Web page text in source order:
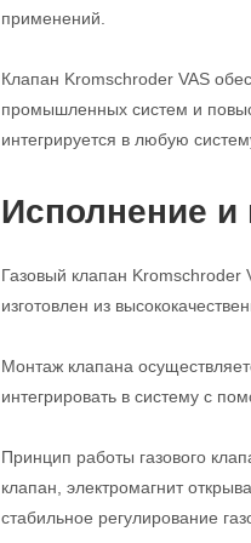
применений.
Клапан Kromschroder VAS
промышленных систем и
интегрируется в любую
Исполнение и
Газовый клапан
изготовлен из
Монтаж клапана
интегрировать в систему с
Принцип работы газового
клапан, электромагнит
стабильное регулирование